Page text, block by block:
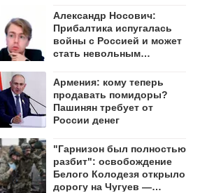
Александр Носович:
Прибалтика испугалась
войны с Россией и может
стать невольным
Армения: кому теперь
продавать помидоры?
Пашинян требует от
России денег
"Гарнизон был полностью
разбит": освобождение
Белого Колодезя открыло
дорогу на Чугуев —